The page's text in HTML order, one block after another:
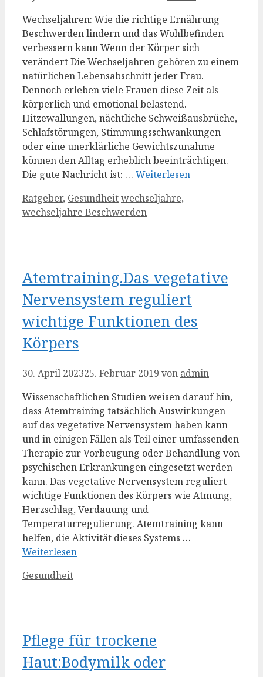
Wechseljahren: Wie die richtige Ernährung
Beschwerden lindern und das Wohlbefinden
verbessern kann Wenn der Körper sich
verändert Die Wechseljahren gehören zu einem
natürlichen Lebensabschnitt jeder Frau.
Dennoch erleben viele Frauen diese Zeit als
körperlich und emotional belastend.
Hitzewallungen, nächtliche Schweißausbrüche,
Schlafstörungen, Stimmungsschwankungen
oder eine unerklärliche Gewichtszunahme
können den Alltag erheblich beeinträchtigen.
Die gute Nachricht ist: … Weiterlesen
Kategorien
Ratgeber, GesundheitSchlagwörter
wechseljahre,
wechseljahre Beschwerden
Atemtraining.Das vegetative
Nervensystem reguliert
wichtige Funktionen des
Körpers
30. April 202325. Februar 2019 von admin
Wissenschaftlichen Studien weisen darauf hin,
dass Atemtraining tatsächlich Auswirkungen
auf das vegetative Nervensystem haben kann
und in einigen Fällen als Teil einer umfassenden
Therapie zur Vorbeugung oder Behandlung von
psychischen Erkrankungen eingesetzt werden
kann. Das vegetative Nervensystem reguliert
wichtige Funktionen des Körpers wie Atmung,
Herzschlag, Verdauung und
Temperaturregulierung. Atemtraining kann
helfen, die Aktivität dieses Systems …
Weiterlesen
Kategorien
Gesundheit
Pflege für trockene
Haut:Bodymilk oder